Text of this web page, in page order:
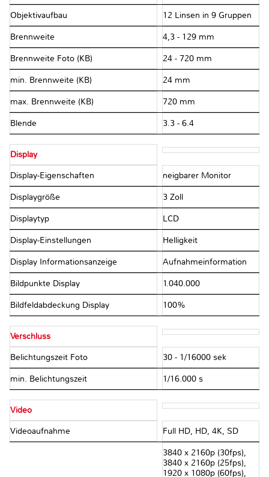
Objektivaufbau 12 Linsen in 9 Gruppen
Brennweite 4,3 - 129 mm
Brennweite Foto (KB) 24 - 720 mm
min. Brennweite (KB) 24 mm
max. Brennweite (KB) 720 mm
Blende 3.3 - 6.4
Display
Display-Eigenschaften neigbarer Monitor
Displaygröße 3 Zoll
Displaytyp LCD
Display-Einstellungen Helligkeit
Display Informationsanzeige Aufnahmeinformation
Bildpunkte Display 1.040.000
Bildfeldabdeckung Display 100%
Verschluss
Belichtungszeit Foto 30 - 1/16000 sek
min. Belichtungszeit 1/16.000 s
Video
Videoaufnahme Full HD, HD, 4K, SD
3840 x 2160p (30fps),
3840 x 2160p (25fps),
1920 x 1080p (60fps),